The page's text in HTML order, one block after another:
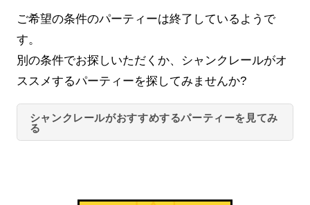
ご希望の条件のパーティーは終了しているようで
す。
別の条件でお探しいただくか、シャンクレールがオ
ススメするパーティーを探してみませんか?
シャンクレールがおすすめするパーティーを見てみ
る